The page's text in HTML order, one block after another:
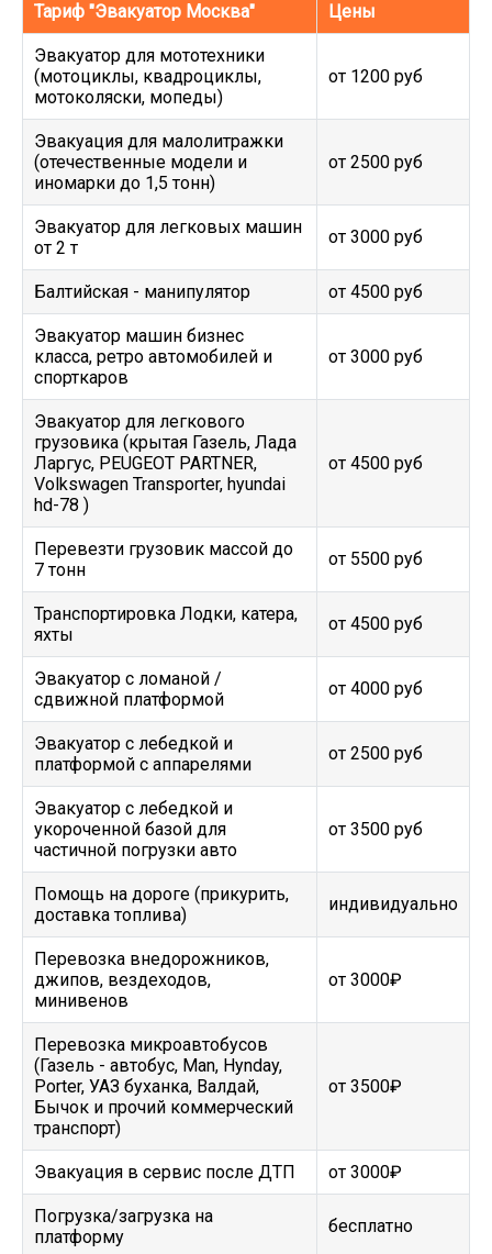
Тариф "Эвакуатор Москва"
Цены
Эвакуатор для мототехники
(мотоциклы, квадроциклы,
мотоколяски, мопеды)
от 1200 руб
Эвакуация для малолитражки
(отечественные модели и
иномарки до 1,5 тонн)
от 2500 руб
Эвакуатор для легковых машин
от 2 т
от 3000 руб
Балтийская - манипулятор от 4500 руб
Эвакуатор машин бизнес
класса, ретро автомобилей и
спорткаров
от 3000 руб
Эвакуатор для легкового
грузовика (крытая Газель, Лада
Ларгус, PEUGEOT PARTNER,
Volkswagen Transporter, hyundai
hd-78 )
от 4500 руб
Перевезти грузовик массой до
7 тонн
от 5500 руб
Транспортировка Лодки, катера,
яхты
от 4500 руб
Эвакуатор c ломаной /
сдвижной платформой
от 4000 руб
Эвакуатор с лебедкой и
платформой с аппарелями
от 2500 руб
Эвакуатор с лебедкой и
укороченной базой для
частичной погрузки авто
от 3500 руб
Помощь на дороге (прикурить,
доставка топлива)
индивидуально
Перевозка внедорожников,
джипов, вездеходов,
минивенов
от 3000₽
Перевозка микроавтобусов
(Газель - автобус, Man, Hynday,
Porter, УАЗ буханка, Валдай,
Бычок и прочий коммерческий
транспорт)
от 3500₽
Эвакуация в сервис после ДТП от 3000₽
Погрузка/загрузка на
платформу
бесплатно